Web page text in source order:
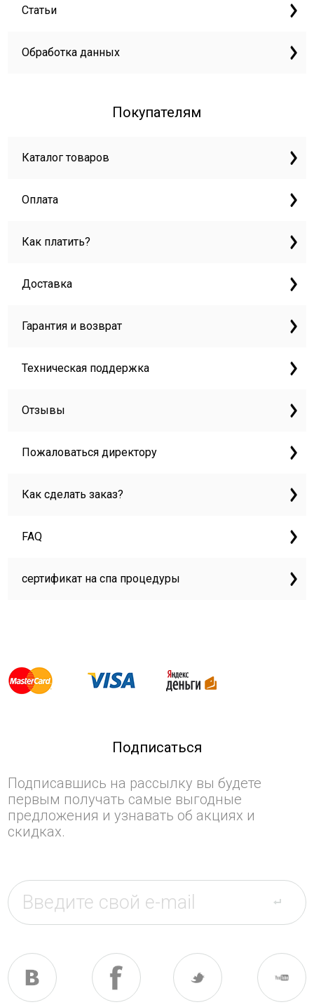
Статьи
Обработка данных
Покупателям
Каталог товаров
Оплата
Как платить?
Доставка
Гарантия и возврат
Техническая поддержка
Отзывы
Пожаловаться директору
Как сделать заказ?
FAQ
сертификат на спа процедуры
Подписаться
Подписавшись на рассылку вы будете
первым получать самые выгодные
предложения и узнавать об акциях и
скидках.